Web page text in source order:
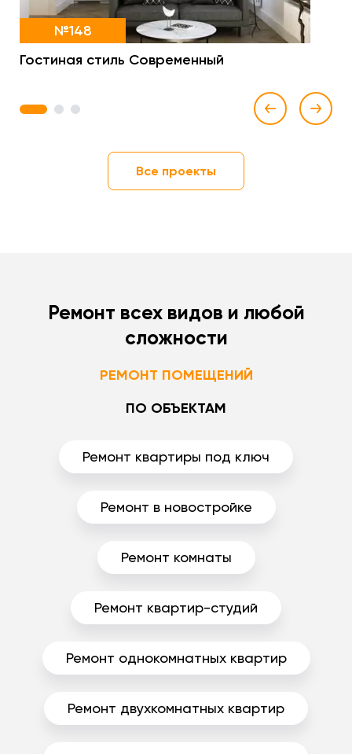
№148
Гостиная стиль Современный
1 2 3
Все проекты
Ремонт всех видов и любой
сложности
РЕМОНТ ПОМЕЩЕНИЙ
ПО ОБЪЕКТАМ
Ремонт квартиры под ключ
Ремонт в новостройке
Ремонт комнаты
Ремонт квартир-студий
Ремонт однокомнатных квартир
Ремонт двухкомнатных квартир